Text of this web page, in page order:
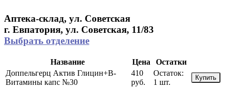
Аптека-склад, ул. Советская
г. Евпатория, ул. Советская, 11/83
Выбрать отделение
Название Цена
Остатки
Доппельгерц Актив Глицин+В-
Витамины капс №30
410
руб.
Остаток:
1 шт.
Купить